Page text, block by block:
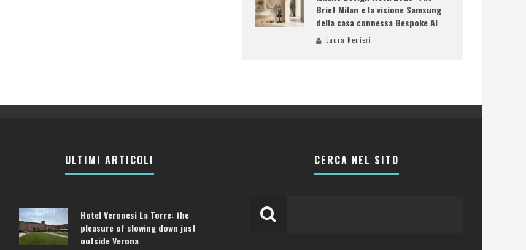
Brief Milan e la visione Samsung
della casa connessa Bespoke AI
Laura Renieri
ULTIMI ARTICOLI
Hotel Veronesi La Torre: the
pleasure of slowing down just
outside Verona
CERCA NEL SITO